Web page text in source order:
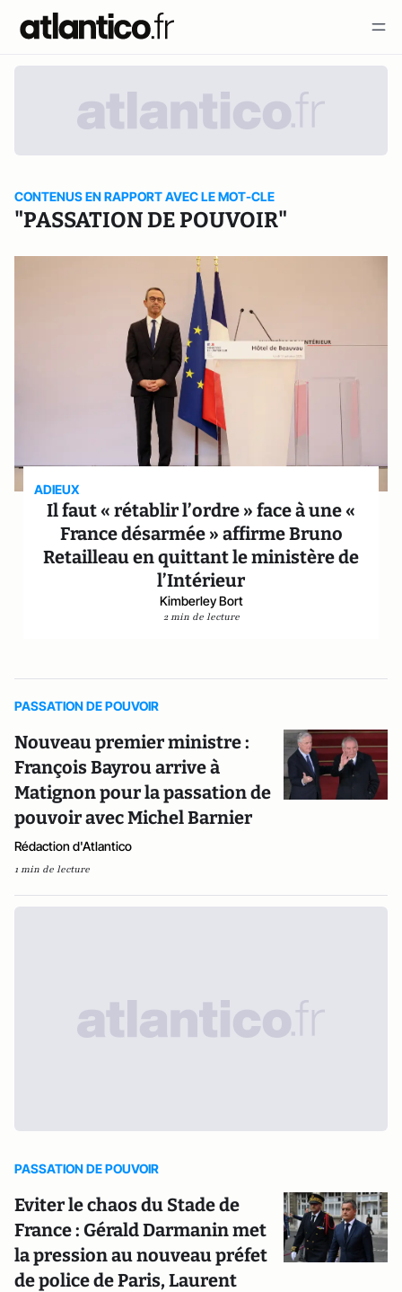
CONTENUS EN RAPPORT AVEC LE MOT-CLE
"PASSATION DE POUVOIR"
ADIEUX
Il faut « rétablir l’ordre » face à une «
France désarmée » affirme Bruno
Retailleau en quittant le ministère de
l’Intérieur
Kimberley Bort
2 min de lecture
PASSATION DE POUVOIR
Nouveau premier ministre :
François Bayrou arrive à
Matignon pour la passation de
pouvoir avec Michel Barnier
Rédaction d'Atlantico
1 min de lecture
PASSATION DE POUVOIR
Eviter le chaos du Stade de
France : Gérald Darmanin met
la pression au nouveau préfet
de police de Paris, Laurent